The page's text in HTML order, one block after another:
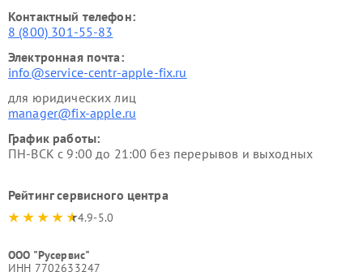
Контактный телефон:
8 (800) 301-55-83
Электронная почта:
info@service-centr-apple-fix.ru
для юридических лиц
manager@fix-apple.ru
График работы:
ПН-ВСК с 9:00 до 21:00 без перерывов и выходных
Рейтинг сервисного центра
4.9-5.0
ООО "Русервис"
ИНН 7702633247